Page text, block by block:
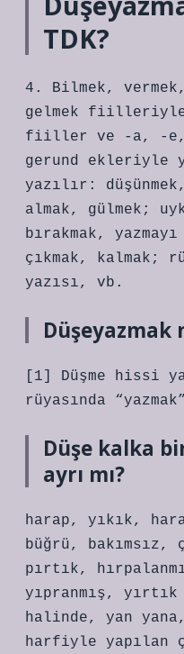
TDK?
4. Bilmek,
gelmek
fiiller ve -a, -
gerund ekleriyle
yazılır:
almak, gülmek;
bırakmak,
çıkmak, kalmak;
yazısı, vb.
Düşeyazmak
[1] Düşme hissi
rüyasında
Düşe kalka
ayrı mı?
harap, yıkık,
büğrü, bakımsız,
pırtık,
yıpranmış,
halinde, yan
harfiyle yapılan